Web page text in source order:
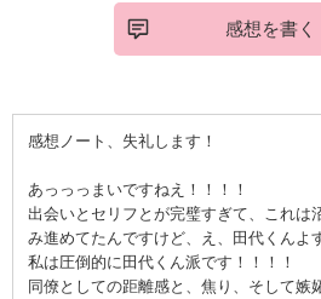
感想を書く
感想ノート、失礼します！
あっっっまいですねえ！！！！
出会いとセリフとが完璧すぎて、これは
み進めてたんですけど、え、田代くんよ
私は圧倒的に田代くん派です！！！！
同僚としての距離感と、焦り、そして嫉